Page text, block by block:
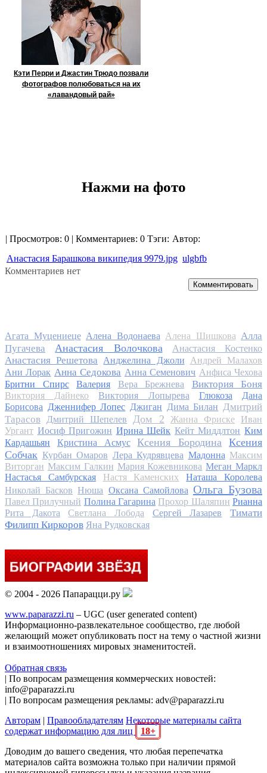
Кэти Перри и Джастин Трюдо позвали
фотографов полюбоваться на их
«лавандовый рай»
Нажми на фото
| Просмотров: 0 | Комментариев: 0 Тэги: Автор:
Анастасия Барашкова википедия 9979.jpg ulgbfb
Комментариев нет
Комментировать
Агата Муцениеце Алена Водонаева Алена Шишкова Алла
Пугачева
Анастасия Волочкова Анастасия Костенко
Анастасия Решетова Анджелина Джоли
Андрей Малахов
Ани Лорак Анна Седокова Анна Семенович Анфиса Чехова
Бритни Спирс
Валерия Вера Брежнева Виктория Боня
Виктория Дайнеко Виктория Лопырева Глюкоза
Дана
Борисова Дженнифер Лопес Джиган Дима Билан Дмитрий
Тарасов
Дмитрий Шепелев Дом 2 Жанна Фриске
Иван
Ургант Иосиф Пригожин Ирина Шейк Кейт Миддлтон Ким
Кардашьян
Кристина Асмус Ксения Бородина
Ксения
Собчак Курбан Омаров Лера Кудрявцева Мадонна Максим
Виторган Максим Галкин Мария Кожевникова Меган Маркл
Настасья Самбурская
Настя Каменских
Наташа Королева
Николай Басков Нюша Оксана Самойлова Ольга Бузова
Павел Прилучный Полина Гагарина Прохор Шаляпин Рианна
Рита Дакота
Светлана Лобода Сергей Лазарев
Тимати
Филипп Киркоров Яна Рудковская
© 2004 - 2026 Папарацци.ру
www.paparazzi.ru – UGC (user generated content)
Информационно-развлекательное сообщество, где любой
желающий может опубликовать пост на тему о частной жизни
и взаимоотношениях мировых знаменитостей.
Обратная связь
| По вопросам размещения коммерческих новостей:
info@paparazzi.ru
| По вопросам размещения рекламы: adv@paparazzi.ru
Авторам | Правообладателям Некоторые материалы сайта
содержат информацию для лиц
18+
Доводим до вашего сведения, что любая перепечатка
материалов сайта возможна только при наличии прямой